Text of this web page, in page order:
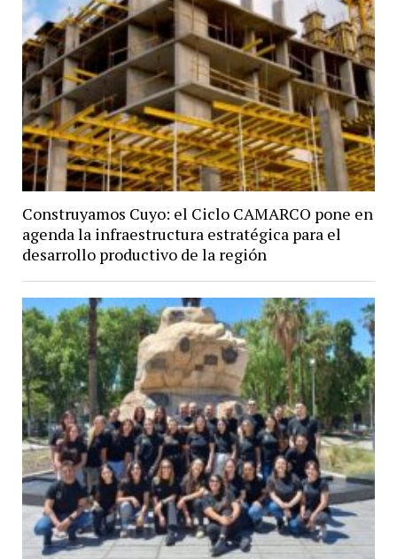
Construyamos Cuyo: el Ciclo CAMARCO pone en
agenda la infraestructura estratégica para el
desarrollo productivo de la región